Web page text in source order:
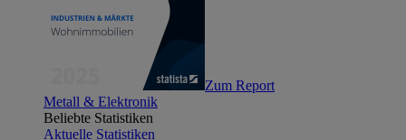
Zum Report
Metall & Elektronik
Beliebte Statistiken
Aktuelle Statistiken